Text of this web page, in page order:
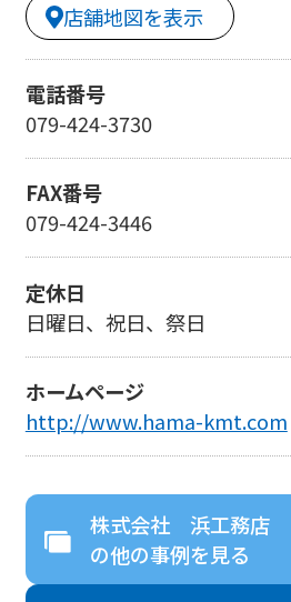
店舗地図を表示
電話番号
079-424-3730
FAX番号
079-424-3446
定休日
日曜日、祝日、祭日
ホームページ
http://www.hama-kmt.com
株式会社 浜工務店
の他の事例を見る